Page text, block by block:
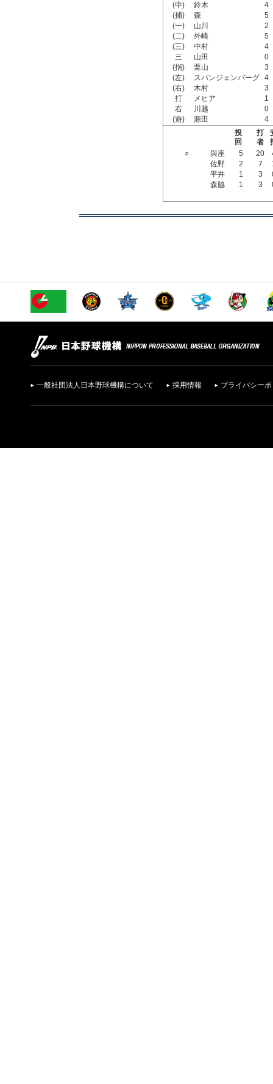
(中)
鈴木
4
(捕)
森
5
(一)
山川
2
(二)
外崎
5
(三)
中村
4
三
山田
0
(指)
栗山
3
(左)
スパンジェンバーグ 4
(右)
木村
3
打
メヒア
1
右
川越
0
(遊)
源田
4
投
回
打
者
○
與座 5 20
佐野
2 7
平井
1 3
森脇
1 3
一般社団法人日本野球機構について 採用情報 プライバシー